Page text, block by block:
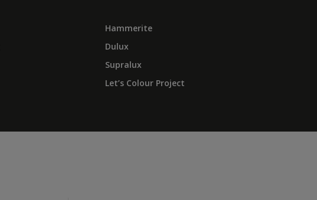
Hammerite
Dulux
Supralux
Let’s Colour Project